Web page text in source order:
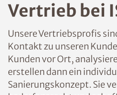
Vertrieb bei
Unsere Vertriebsprofis
Kontakt zu unseren
Kunden vor Ort,
erstellen dann ein
Sanierungskonzept. Sie